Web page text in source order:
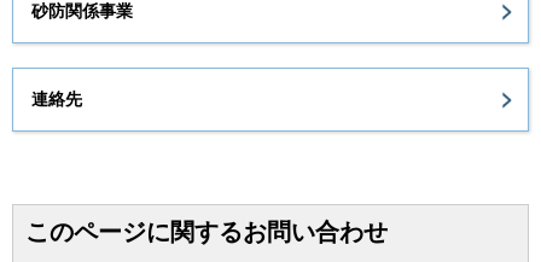
砂防関係事業
連絡先
このページに関するお問い合わせ